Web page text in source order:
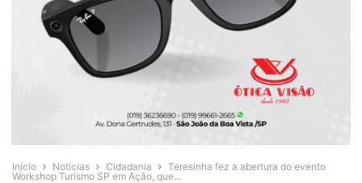
Início Notícias Cidadania
Teresinha fez a abertura do evento
Workshop Turismo SP em Ação, que...